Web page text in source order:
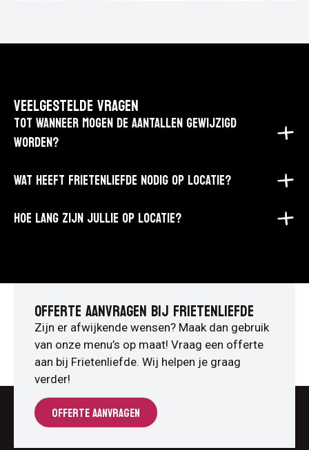
VEELGESTELDE VRAGEN
TOT WANNEER MOGEN DE AANTALLEN GEWIJZIGD
WORDEN?
WAT HEEFT FRIETENLIEFDE NODIG OP LOCATIE?
HOE LANG ZIJN JULLIE OP LOCATIE?
OFFERTE AANVRAGEN BIJ FRIETENLIEFDE
Zijn er afwijkende wensen? Maak dan gebruik
van onze menu’s op maat! Vraag een offerte
aan bij Frietenliefde. Wij helpen je graag
verder!
OFFERTE AANVRAGEN